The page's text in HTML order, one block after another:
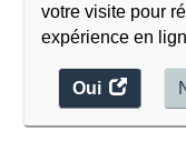
votre visite pour
expérience en
Oui
au